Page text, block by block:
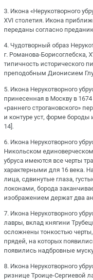
3. Икона «Нерукотворного
XVI столетия. Икона
переданы согласно
4. Чудотворный образ
г. Романова-Борисоглебска,
типичность исторического
преподобным Дионисием
5. Икона Нерукотворного
принесенная в Москву в
«раннего строгановского»
и контуре уст, форме
14].
6. Икона Нерукотворного
Никольском
убруса имеются все черты
характерными для 16 века.
лица, сдвинутые глаза,
локонами, борода
изображением держат два
7. Икона Нерукотворного
лавры, вклад княгини
осложнены тонкостью
прядей, на которых
появились надбровные
8. Икона Нерукотворного
ризнице Троице-Сергиевой